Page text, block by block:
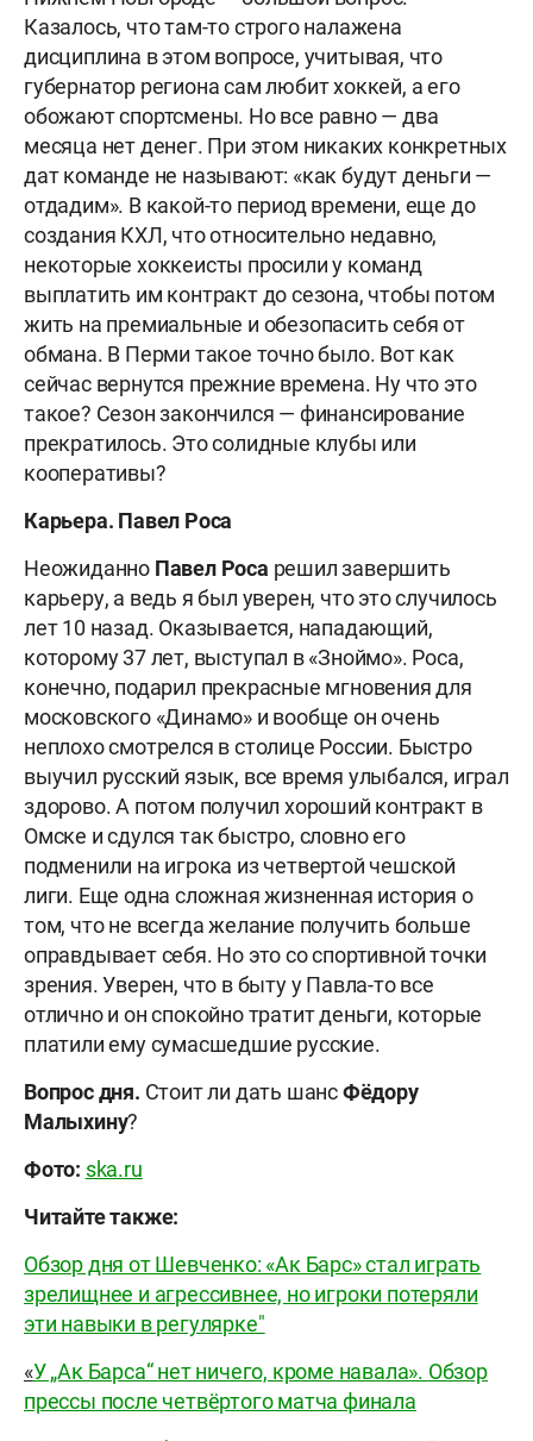
Казалось, что там-то строго налажена
дисциплина в этом вопросе, учитывая, что
губернатор региона сам любит хоккей, а его
обожают спортсмены. Но все равно — два
месяца нет денег. При этом никаких конкретных
дат команде не называют: «как будут деньги —
отдадим». В какой-то период времени, еще до
создания КХЛ, что относительно недавно,
некоторые хоккеисты просили у команд
выплатить им контракт до сезона, чтобы потом
жить на премиальные и обезопасить себя от
обмана. В Перми такое точно было. Вот как
сейчас вернутся прежние времена. Ну что это
такое? Сезон закончился — финансирование
прекратилось. Это солидные клубы или
кооперативы?
Карьера. Павел Роса
Неожиданно Павел Роса решил завершить
карьеру, а ведь я был уверен, что это случилось
лет 10 назад. Оказывается, нападающий,
которому 37 лет, выступал в «Зноймо». Роса,
конечно, подарил прекрасные мгновения для
московского «Динамо» и вообще он очень
неплохо смотрелся в столице России. Быстро
выучил русский язык, все время улыбался, играл
здорово. А потом получил хороший контракт в
Омске и сдулся так быстро, словно его
подменили на игрока из четвертой чешской
лиги. Еще одна сложная жизненная история о
том, что не всегда желание получить больше
оправдывает себя. Но это со спортивной точки
зрения. Уверен, что в быту у Павла-то все
отлично и он спокойно тратит деньги, которые
платили ему сумасшедшие русские.
Вопрос дня. Стоит ли дать шансФёдору
Малыхину?
Фото: ska.ru
Читайте также:
Обзор дня от Шевченко: «Ак Барс» стал играть
зрелищнее и агрессивнее, но игроки потеряли
эти навыки в регулярке"
«У „Ак Барса“ нет ничего, кроме навала». Обзор
прессы после четвёртого матча финала